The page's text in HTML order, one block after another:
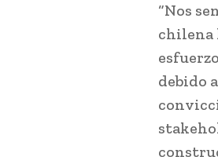
“Nos
chilena
debido